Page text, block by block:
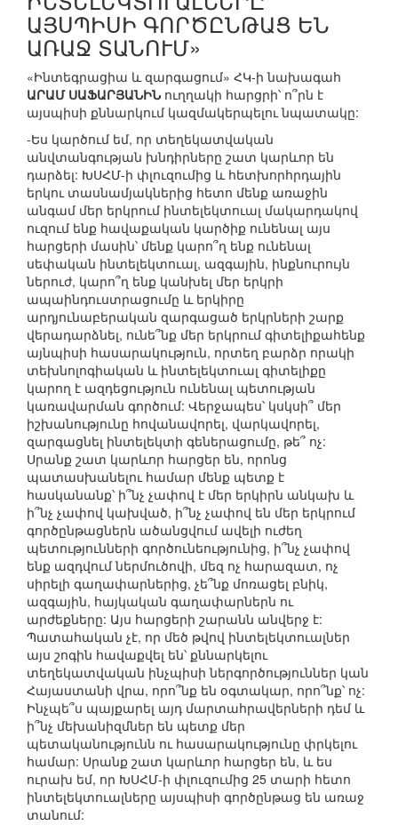
ԱՅՍՊԻՍԻ ԳՈՐԾԸՆԹԱՑ ԵՆ
ԱՌԱՋ ՏԱՆՈՒՄ»
«Ինտեգրացիա և զարգացում» ՀԿ-ի նախագահ
ԱՐԱՄ ՍԱՖԱՐՅԱՆԻՆ ուղղակի հարցրի՝ ո՞րն է
այսպիսի քննարկում կազմակերպելու նպատակը:
-Ես կարծում եմ, որ տեղեկատվական
անվտանգության խնդիրները շատ կարևոր են
դարձել: ԽՍՀՄ-ի փլուզումից և հետխորհրդային
երկու տասնամյակներից հետո մենք առաջին
անգամ մեր երկրում ինտելեկտուալ մակարդակով
ուզում ենք հավաքական կարծիք ունենալ այս
հարցերի մասին՝ մենք կարո՞ղ ենք ունենալ
սեփական ինտելեկտուալ, ազգային, ինքնուրույն
ներուժ, կարո՞ղ ենք կանխել մեր երկրի
ապաինդուստրացումը և երկիրը
արդյունաբերական զարգացած երկրների շարք
վերադարձնել, ունե՞նք մեր երկրում գիտելիքահենք
այնպիսի հասարակություն, որտեղ բարձր որակի
տեխնոլոգիական և ինտելեկտուալ գիտելիքը
կարող է ազդեցություն ունենալ պետության
կառավարման գործում: Վերջապես՝ կսկսի՞ մեր
իշխանությունը հովանավորել, վարկավորել,
զարգացնել ինտելեկտի գեներացումը, թե՞ ոչ:
Սրանք շատ կարևոր հարցեր են, որոնց
պատասխանելու համար մենք պետք է
հասկանանք՝ ի՞նչ չափով է մեր երկիրն անկախ և
ի՞նչ չափով կախված, ի՞նչ չափով են մեր երկրում
գործընթացներն ածանցվում ավելի ուժեղ
պետությունների գործունեությունից, ի՞նչ չափով
ենք ազդվում ներմուծովի, մեզ ոչ հարազատ, ոչ
սիրելի գաղափարներից, չե՞նք մոռացել բնիկ,
ազգային, հայկական գաղափարներն ու
արժեքները: Այս հարցերի շարանն անվերջ է:
Պատահական չէ, որ մեծ թվով ինտելեկտուալներ
այս շոգին հավաքվել են՝ քննարկելու
տեղեկատվական ինչպիսի ներգործություններ կան
Հայաստանի վրա, որո՞նք են օգտակար, որո՞նք՝ ոչ:
Ինչպե՞ս պայքարել այդ մարտահրավերների դեմ և
ի՞նչ մեխանիզմներ են պետք մեր
պետականությունն ու հասարակությունը փրկելու
համար: Սրանք շատ կարևոր հարցեր են, և ես
ուրախ եմ, որ ԽՍՀՄ-ի փլուզումից 25 տարի հետո
ինտելեկտուալները այսպիսի գործընթաց են առաջ
տանում: